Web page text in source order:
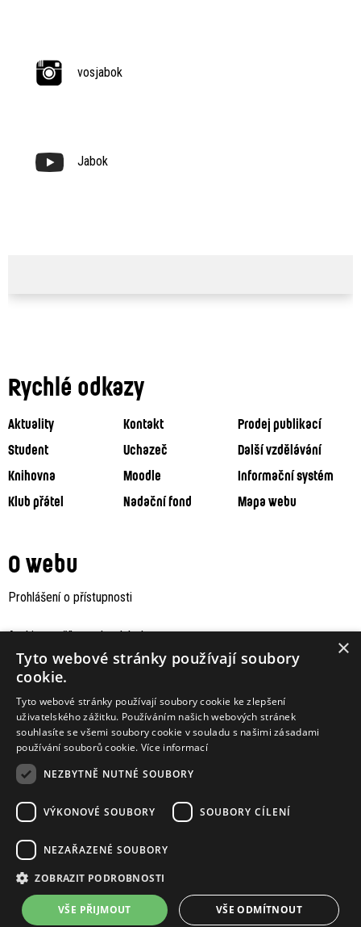
vosjabok
Jabok
Rychlé odkazy
Aktuality Kontakt
Prodej publikací
Student
Uchazeč
Další vzdělávání
Knihovna
Moodle
Informační systém
Klub přátel
Nadační fond Mapa webu
O webu
Prohlášení o přístupnosti
Archiv staršího webu Jaboku
Podporují nás
×
Tyto webové stránky používají soubory
cookie.
Tyto webové stránky používají soubory cookie ke zlepšení
uživatelského zážitku. Používáním našich webových stránek
souhlasíte se všemi soubory cookie v souladu s našimi zásadami
používání souborů cookie. Více informací
NEZBYTNĚ NUTNÉ SOUBORY
VÝKONOVÉ SOUBORY SOUBORY CÍLENÍ
NEZAŘAZENÉ SOUBORY
ZOBRAZIT PODROBNOSTI
VŠE PŘIJMOUT VŠE ODMÍTNOUT